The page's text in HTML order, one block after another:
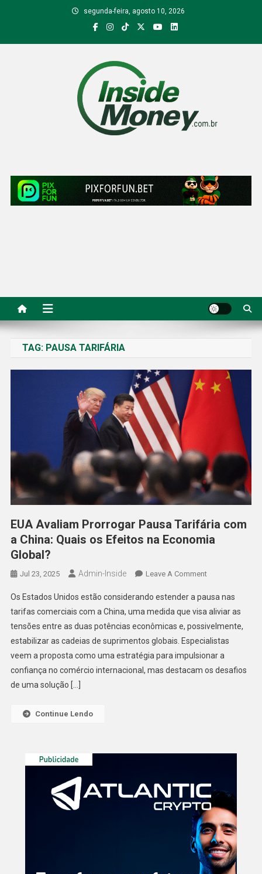
segunda-feira, agosto 10, 2026
Inside Money
TAG: PAUSA TARIFÁRIA
EUA Avaliam Prorrogar Pausa Tarifária com
a China: Quais os Efeitos na Economia
Global?
Jul 23, 2025 Admin-Inside Leave A CommentOn
Avaliam
Prorrogar
Pausa
Tarifária
Com
A
Os Estados Unidos estão considerando estender a pausa nas
tarifas comerciais com a China, uma medida que visa aliviar as
tensões entre as duas potências econômicas e, possivelmente,
estabilizar as cadeias de suprimentos globais. Especialistas
veem a proposta como uma estratégia para impulsionar a
confiança no comércio internacional, mas destacam os desafios
de uma solução […]
Continue Lendo